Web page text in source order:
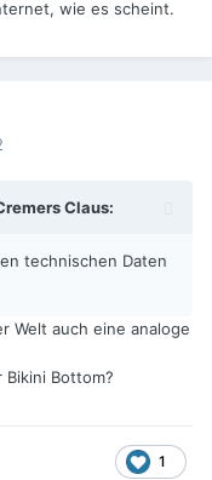
wie es scheint.
Claus:
technischen Daten
Welt auch eine analoge
Bikini Bottom?
1